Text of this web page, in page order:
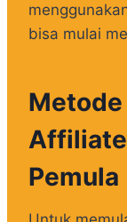
bisa mulai
Pemula